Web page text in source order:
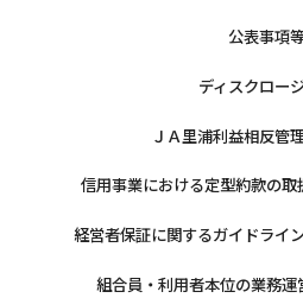
公表事項
ディスクロー
ＪＡ里浦利益相反管
信用事業における定型約款の
経営者保証に関するガイドライ
組合員・利用者本位の業務